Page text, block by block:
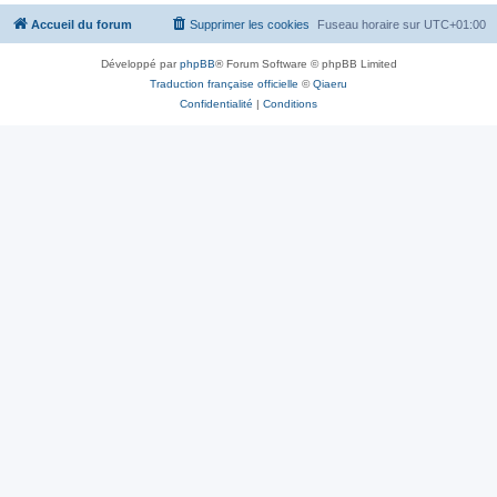
Accueil du forum Fuseau horaire sur UTC+01:00
Supprimer les cookies
Développé parphpBB® Forum Software © phpBB Limited
Traduction française officielle ©Qiaeru
Confidentialité | Conditions